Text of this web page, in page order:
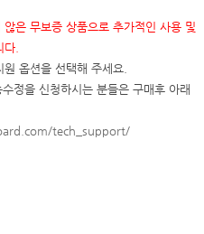
은 무보증 상품으로 추가적인 사용 및
.
옵션을 선택해 주세요.
정을 신청하시는 분들은 구매후 아래
tech_support/